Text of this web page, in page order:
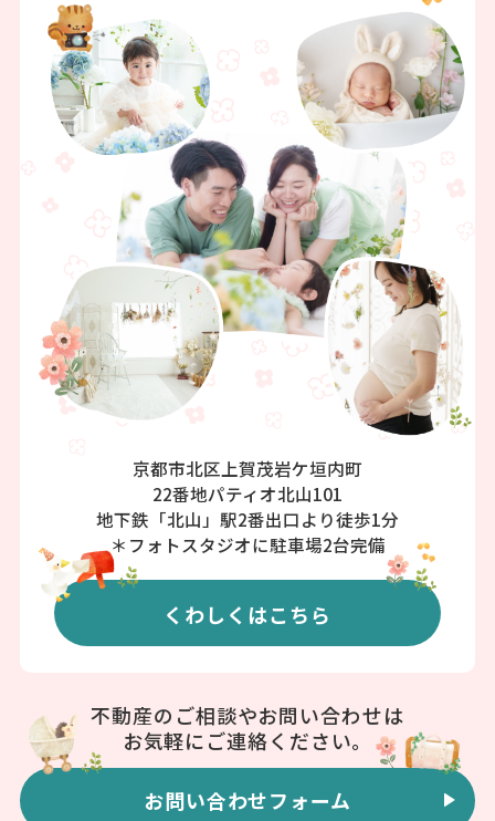
京都市北区上賀茂岩ケ垣内町
22番地パティオ北山101
地下鉄「北山」駅2番出口より徒歩1分
＊フォトスタジオに駐車場2台完備
くわしくはこちら
不動産のご相談やお問い合わせは
お気軽にご連絡ください。
お問い合わせフォーム